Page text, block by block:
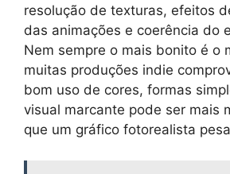
resolução de texturas, efeitos
das animações e coerência do
Nem sempre o mais bonito é o
muitas produções indie
bom uso de cores, formas
visual marcante pode ser mais
que um gráfico fotorealista